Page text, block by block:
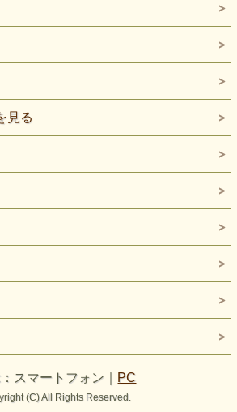
見る
スマートフォン｜ PC
(C) All Rights Reserved.